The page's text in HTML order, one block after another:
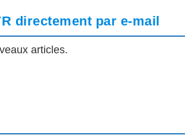
directement par e-mail
articles.